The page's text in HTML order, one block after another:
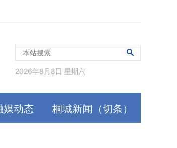
2026年8月8日 星期六
媒动态 桐城新闻（切条）